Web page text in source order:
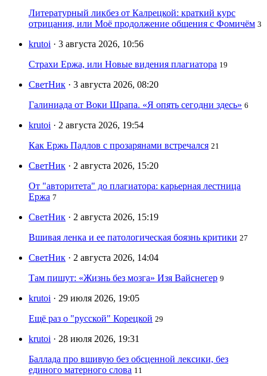
Литературный ликбез от Калрецкой: краткий курс
отрицания, или Моё продолжение общения с Фомичём 3
krutoi · 3 августа 2026, 10:56
Страхи Ержа, или Новые видения плагиатора 19
СветНик · 3 августа 2026, 08:20
Галиниада от Воки Шрапа. «Я опять сегодни здесь» 6
krutoi · 2 августа 2026, 19:54
Как Ержь Падлов с прозарянами встречался 21
СветНик · 2 августа 2026, 15:20
От "авторитета" до плагиатора: карьерная лестница
Ержа 7
СветНик · 2 августа 2026, 15:19
Вшивая ленка и ее патологическая боязнь критики 27
СветНик · 2 августа 2026, 14:04
Там пишут: «Жизнь без мозга» Изя Вайснегер 9
krutoi · 29 июля 2026, 19:05
Ещё раз о "русской" Корецкой 29
krutoi · 28 июля 2026, 19:31
Баллада про вшивую без обсценной лексики, без
единого матерного слова 11